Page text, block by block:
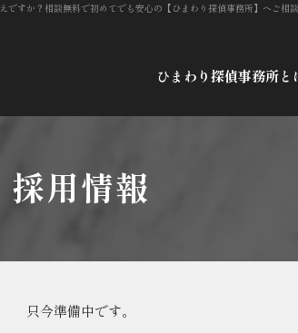
ですか？相談無料で初めてでも安心の【ひまわり探偵事務所】へご相談
ひまわり探偵事務所と
採用情報
只今準備中です。